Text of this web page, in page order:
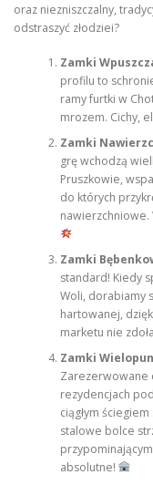
oraz niezniszczalny,
odstraszyć złodziei?
Zamki
profilu to
ramy furtki w
mrozem. Cichy,
Zamki
grę wchodzą
Pruszkowie,
do których
nawierzchniowe.
Zamki
standard! Kiedy
Woli, dorabiamy
hartowanej,
marketu nie
Zamki
Zarezerwowane
rezydencjach
ciągłym
stalowe bolce
absolutne!